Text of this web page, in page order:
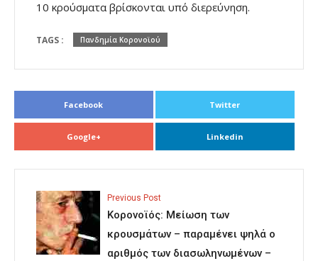
10 κρούσματα βρίσκονται υπό διερεύνηση.
TAGS : Πανδημία Κορονοϊού
Facebook Twitter
Google+ Linkedin
Previous Post
Κορονοϊός: Μείωση των
κρουσμάτων – παραμένει ψηλά ο
αριθμός των διασωληνωμένων –